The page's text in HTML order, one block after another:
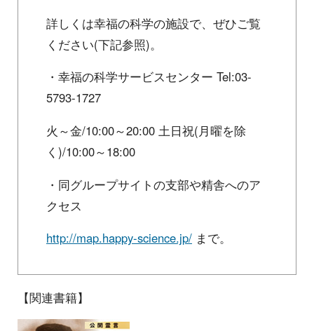
詳しくは幸福の科学の施設で、ぜひご覧
ください(下記参照)。
・幸福の科学サービスセンター Tel:03-
5793-1727
火～金/10:00～20:00 土日祝(月曜を除
く)/10:00～18:00
・同グループサイトの支部や精舎へのア
クセス
http://map.happy-science.jp/ まで。
【関連書籍】